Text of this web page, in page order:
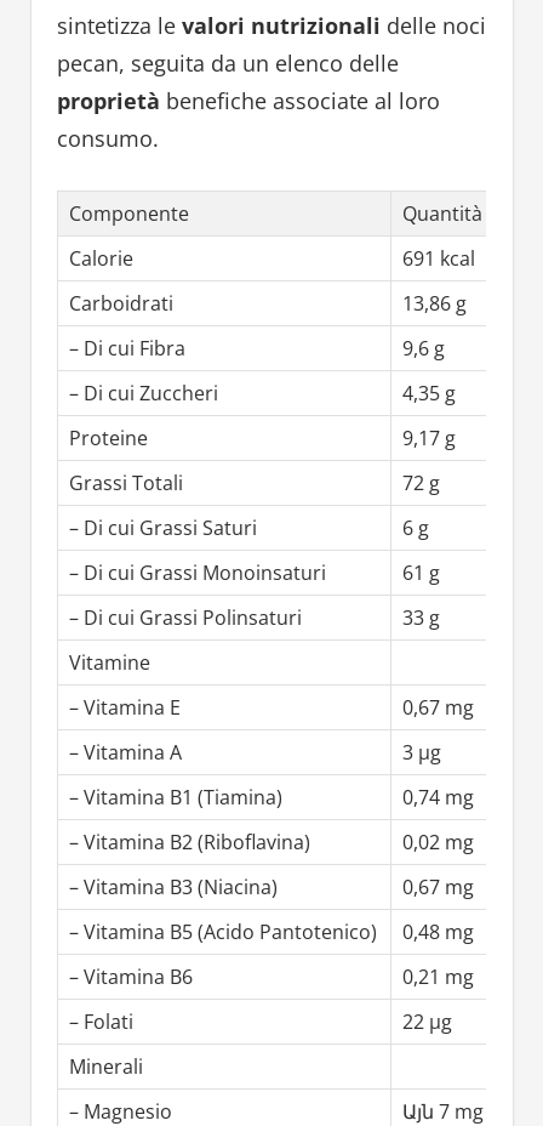
sintetizza le valori nutrizionali delle noci
pecan, seguita da un elenco delle
proprietà benefiche associate al loro
consumo.
Componente
Quantità
Calorie
691 kcal
Carboidrati
13,86 g
– Di cui Fibra
9,6 g
– Di cui Zuccheri
4,35 g
Proteine
9,17 g
Grassi Totali
72 g
– Di cui Grassi Saturi
6 g
– Di cui Grassi Monoinsaturi
61 g
– Di cui Grassi Polinsaturi
33 g
Vitamine
– Vitamina E
0,67 mg
– Vitamina A
3 µg
– Vitamina B1 (Tiamina)
0,74 mg
– Vitamina B2 (Riboflavina)
0,02 mg
– Vitamina B3 (Niacina)
0,67 mg
– Vitamina B5 (Acido Pantotenico)
0,48 mg
– Vitamina B6
0,21 mg
– Folati
22 µg
Minerali
– Magnesio
Այն 7 mg